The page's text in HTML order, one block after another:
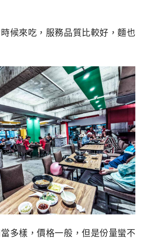
候來吃，服務品質比較好，麵也
多樣，價格一般，但是份量蠻不